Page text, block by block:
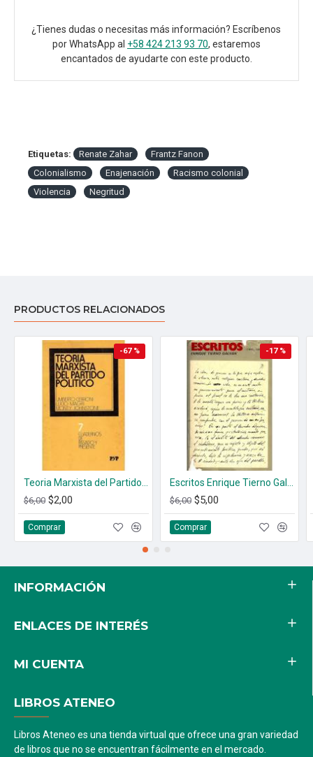
¿Tienes dudas o necesitas más información? Escríbenos
por WhatsApp al +58 424 213 93 70, estaremos
encantados de ayudarte con este producto.
Etiquetas: Renate Zahar
Frantz Fanon
Colonialismo
Enajenación
Racismo colonial
Violencia
Negritud
PRODUCTOS RELACIONADOS
-67 %
$6,00 $2,00
Comprar
-17 %
$6,00 $5,00
Comprar
INFORMACIÓN
ENLACES DE INTERÉS
MI CUENTA
LIBROS ATENEO
Libros Ateneo es una tienda virtual que ofrece una gran variedad
de libros que no se encuentran fácilmente en el mercado.